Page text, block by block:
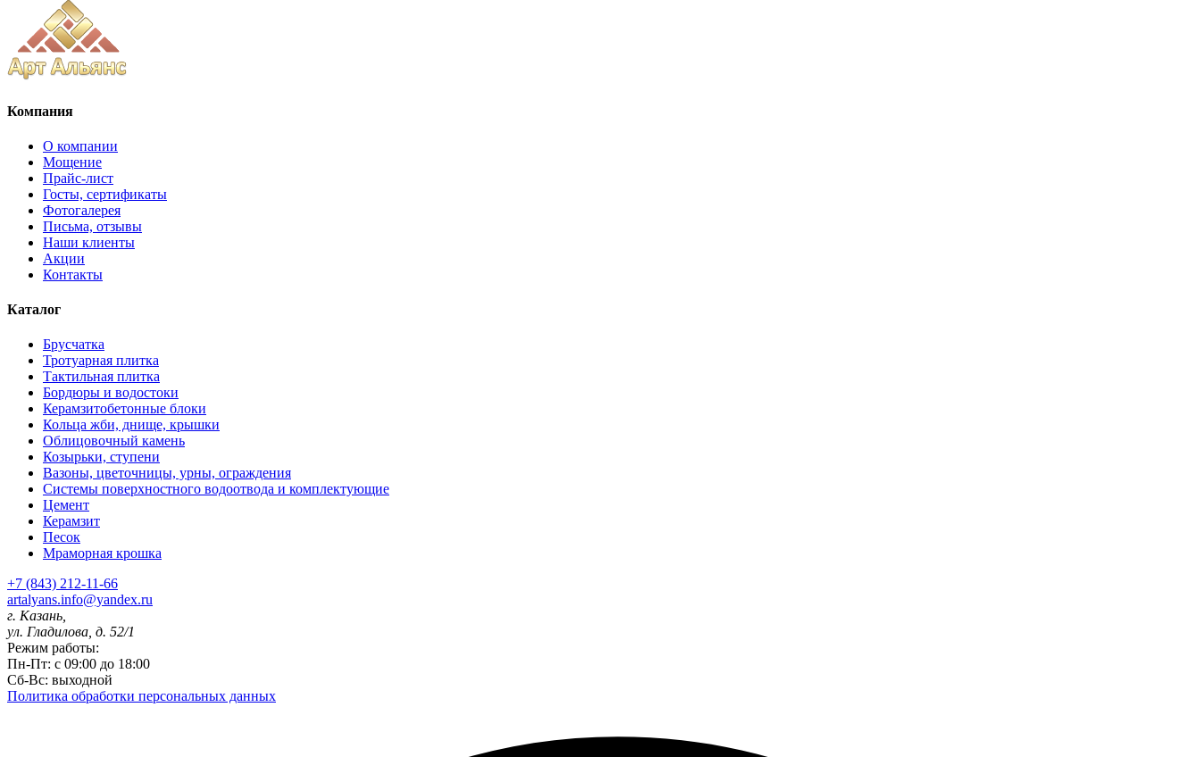
Компания
О компании
Мощение
Прайс-лист
Госты, сертификаты
Фотогалерея
Письма, отзывы
Наши клиенты
Акции
Контакты
Каталог
Брусчатка
Тротуарная плитка
Тактильная плитка
Бордюры и водостоки
Керамзитобетонные блоки
Кольца жби, днище, крышки
Облицовочный камень
Козырьки, ступени
Вазоны, цветочницы, урны, ограждения
Системы поверхностного водоотвода и комплектующие
Цемент
Керамзит
Песок
Мраморная крошка
+7 (843) 212-11-66
artalyans.info@yandex.ru
г. Казань,
ул. Гладилова, д. 52/1
Режим работы:
Пн-Пт: с 09:00 до 18:00
Сб-Вс: выходной
Политика обработки персональных данных